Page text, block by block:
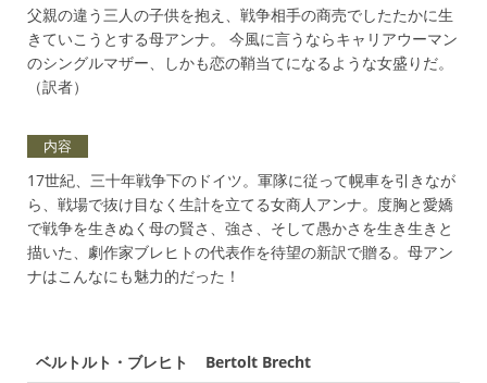
父親の違う三人の子供を抱え、戦争相手の商売でしたたかに生
きていこうとする母アンナ。 今風に言うならキャリアウーマン
のシングルマザー、しかも恋の鞘当てになるような女盛りだ。
（訳者）
内容
17世紀、三十年戦争下のドイツ。軍隊に従って幌車を引きなが
ら、戦場で抜け目なく生計を立てる女商人アンナ。度胸と愛嬌
で戦争を生きぬく母の賢さ、強さ、そして愚かさを生き生きと
描いた、劇作家ブレヒトの代表作を待望の新訳で贈る。母アン
ナはこんなにも魅力的だった！
ベルトルト・ブレヒト Bertolt Brecht